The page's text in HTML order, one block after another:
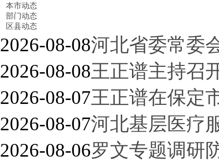
廊坊“净菜进京”：从田间到首都…
廊坊聚力全域跃升持续推进京津冀…
本市动态
部门动态
区县动态
2026-08-08河北省委常委
2026-08-08王正谱主持召
2026-08-07王正谱在保定
2026-08-07河北基层医疗
2026-08-06罗文专题调研